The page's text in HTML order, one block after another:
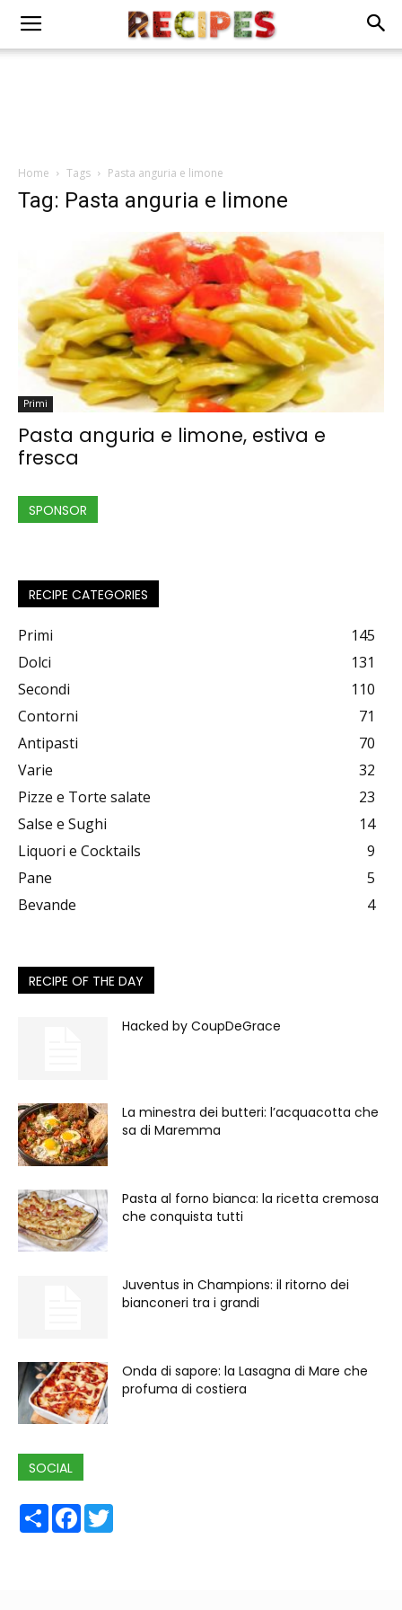
Home Tags Pasta anguria e limone
Tag: Pasta anguria e limone
Primi
Pasta anguria e limone, estiva e
fresca
SPONSOR
RECIPE CATEGORIES
Primi
145
Dolci
131
Secondi
110
Contorni
71
Antipasti
70
Varie
32
Pizze e Torte salate
23
Salse e Sughi
14
Liquori e Cocktails
9
Pane
5
Bevande
4
RECIPE OF THE DAY
Hacked by CoupDeGrace
La minestra dei butteri: l’acquacotta che
sa di Maremma
Pasta al forno bianca: la ricetta cremosa
che conquista tutti
Juventus in Champions: il ritorno dei
bianconeri tra i grandi
Onda di sapore: la Lasagna di Mare che
profuma di costiera
SOCIAL
ShareFacebook